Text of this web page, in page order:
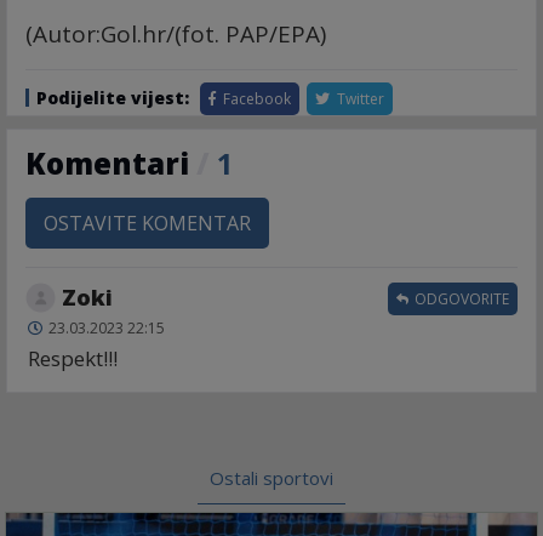
(Autor:Gol.hr/(fot. PAP/EPA)
Podijelite vijest: Facebook Twitter
Komentari 1
OSTAVITE KOMENTAR
Zoki
23.03.2023 22:15
Respekt!!!
ODGOVORITE
Ostali sportovi